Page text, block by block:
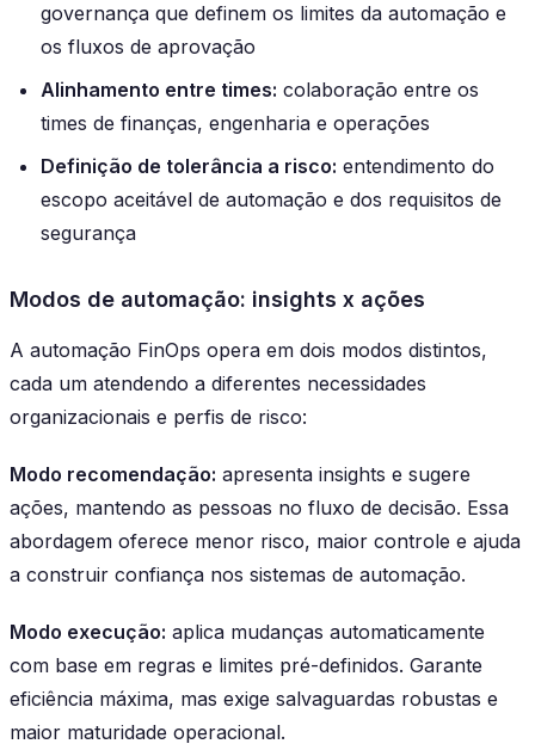
governança que definem os limites da automação e
os fluxos de aprovação
Alinhamento entre times: colaboração entre os
times de finanças, engenharia e operações
Definição de tolerância a risco: entendimento do
escopo aceitável de automação e dos requisitos de
segurança
Modos de automação: insights x ações
A automação FinOps opera em dois modos distintos,
cada um atendendo a diferentes necessidades
organizacionais e perfis de risco:
Modo recomendação: apresenta insights e sugere
ações, mantendo as pessoas no fluxo de decisão. Essa
abordagem oferece menor risco, maior controle e ajuda
a construir confiança nos sistemas de automação.
Modo execução: aplica mudanças automaticamente
com base em regras e limites pré-definidos. Garante
eficiência máxima, mas exige salvaguardas robustas e
maior maturidade operacional.